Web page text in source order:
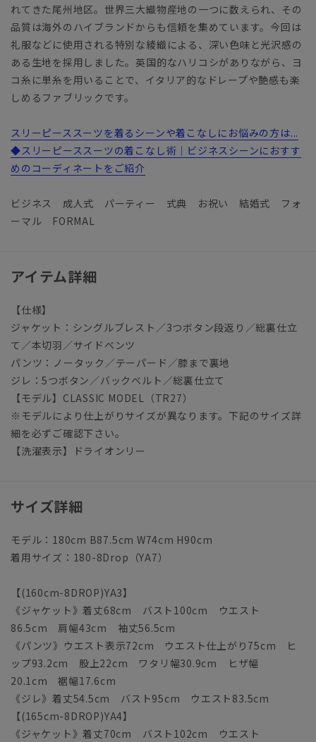
れてきた尾州地区。世界三大織物産地の一つに数えられ、その
品質は海外のハイブランドからも信頼を集めています。今回は
礼服などに使用される特別な綾織による、深い色味と光沢感の
ある生地を採用しました。英国的なハリコシがありながら、ヨ
コ糸に単糸を用いることで、イタリア的なドレープや艶感も楽
しめるファブリックです。
スリーピーススーツを着るシーンや着こなしにお悩みの方は...
◆スリーピーススーツの着こなし術｜ビジネスシーンにおすす
めのコーディネートをご紹介
ビジネス 成人式 パーティー 式典 お祝い 結婚式 フォ
ーマル FORMAL
アイテム詳細
【仕様】
ジャケット：シングルブレスト／3つボタン段返り／総裏仕立
て／本切羽／サイドベンツ
パンツ：ノータック／テーパード／膝まで裏地
ジレ：5つボタン／バックベルト／総裏仕立て
【モデル】CLASSIC MODEL（TR27）
※モデルにより仕上がりサイズが異なります。下記のサイズ詳
細を必ずご確認下さい。
【洗濯表示】ドライオンリー
サイズ詳細
モデル：180cm B87.5cm W74cm H90cm
着用サイズ：180-8Drop（YA7）
【(160cm-8DROP)YA3】
《ジャケット》着丈68cm バスト100cm ウエスト
86.5cm 肩幅43cm 袖丈56.5cm
《パンツ》ウエスト表示72cm ウエスト仕上がり75cm ヒ
ップ93.2cm 股上22cm ワタリ幅30.9cm ヒザ幅
20.1cm 裾幅17.6cm
《ジレ》着丈54.5cm バスト95cm ウエスト83.5cm
【(165cm-8DROP)YA4】
《ジャケット》着丈70cm バスト102cm ウエスト